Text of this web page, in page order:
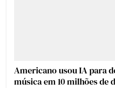
Americano usou IA para
música em 10 milhões de